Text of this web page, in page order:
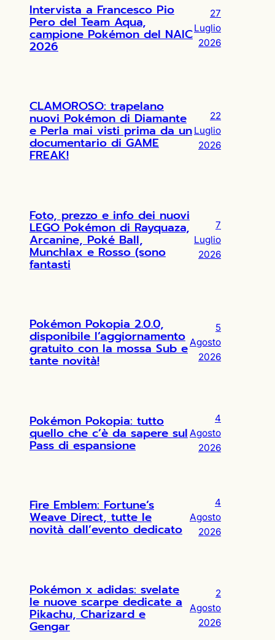
Intervista a Francesco Pio
Pero del Team Aqua,
campione Pokémon del NAIC
2026
27
Luglio
2026
CLAMOROSO: trapelano
nuovi Pokémon di Diamante
e Perla mai visti prima da un
documentario di GAME
FREAK!
22
Luglio
2026
Foto, prezzo e info dei nuovi
LEGO Pokémon di Rayquaza,
Arcanine, Poké Ball,
Munchlax e Rosso (sono
fantasti
7
Luglio
2026
Pokémon Pokopia 2.0.0,
disponibile l’aggiornamento
gratuito con la mossa Sub e
tante novità!
5
Agosto
2026
Pokémon Pokopia: tutto
quello che c’è da sapere sul
Pass di espansione
4
Agosto
2026
Fire Emblem: Fortune’s
Weave Direct, tutte le
novità dall’evento dedicato
4
Agosto
2026
Pokémon x adidas: svelate
le nuove scarpe dedicate a
Pikachu, Charizard e
Gengar
2
Agosto
2026